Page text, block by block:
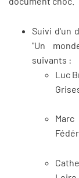
Suivi d'un
"Un
suivants :
Luc